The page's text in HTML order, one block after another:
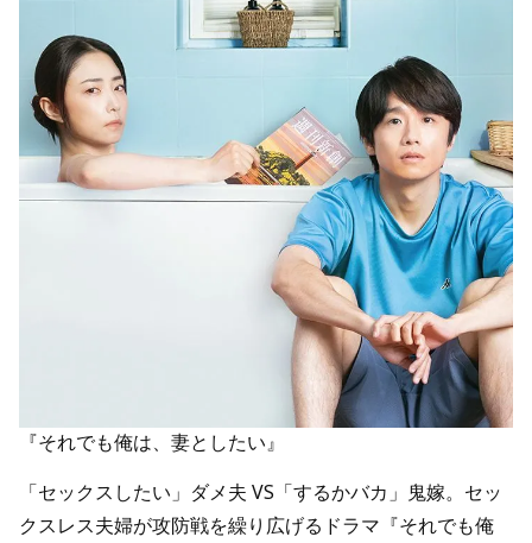
『それでも俺は、妻としたい』
「セックスしたい」ダメ夫 VS「するかバカ」鬼嫁。セッ
クスレス夫婦が攻防戦を繰り広げるドラマ『それでも俺